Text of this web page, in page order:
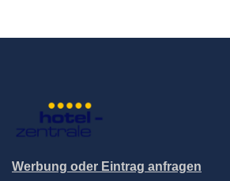
Werbung oder Eintrag anfragen